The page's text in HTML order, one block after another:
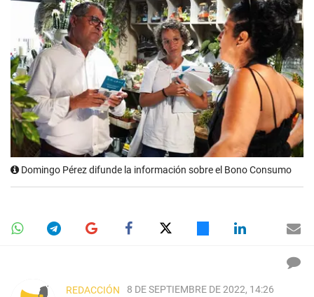
Domingo Pérez difunde la información sobre el Bono Consumo
REDACCIÓN 8 DE SEPTIEMBRE DE 2022, 14:26